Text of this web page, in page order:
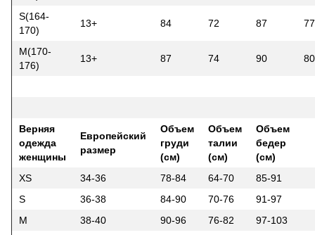
S(164-
170)
13+ 84 72 87
M(170-
176)
13+ 87 74 90
Верняя
одежда
женщины
Европейский
размер
Объем
груди
(см)
Объем
талии
(см)
Объем
бедер
(см)
XS
34-36 78-84 64-70
85-91
S
36-38 84-90 70-76
91-97
M
38-40 90-96 76-82 97-103